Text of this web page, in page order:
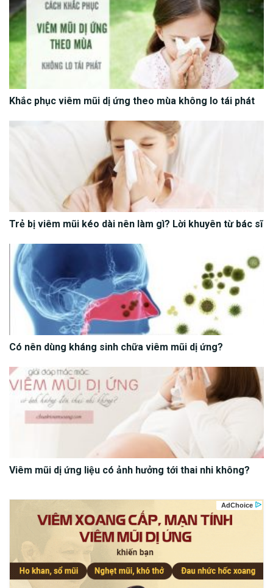
Khắc phục viêm mũi dị ứng theo mùa không lo tái phát
Trẻ bị viêm mũi kéo dài nên làm gì? Lời khuyên từ bác sĩ
Có nên dùng kháng sinh chữa viêm mũi dị ứng?
Viêm mũi dị ứng liệu có ảnh hưởng tới thai nhi không?